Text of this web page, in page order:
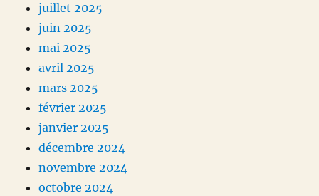
juillet 2025
juin 2025
mai 2025
avril 2025
mars 2025
février 2025
janvier 2025
décembre 2024
novembre 2024
octobre 2024